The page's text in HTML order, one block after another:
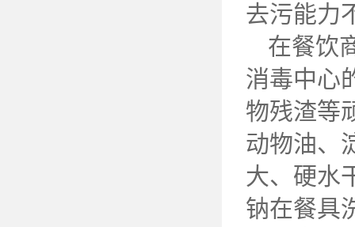
去污能力
在餐饮
消毒中心
物残渣等
动物油、
大、硬水
钠在餐具